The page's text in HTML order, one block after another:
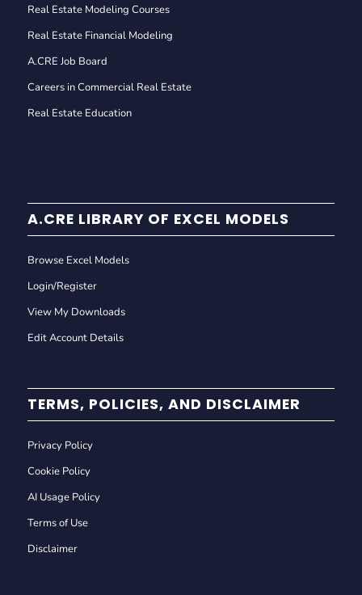
Real Estate Modeling Courses
Real Estate Financial Modeling
A.CRE Job Board
Careers in Commercial Real Estate
Real Estate Education
A.CRE LIBRARY OF EXCEL MODELS
Browse Excel Models
Login/Register
View My Downloads
Edit Account Details
TERMS, POLICIES, AND DISCLAIMER
Privacy Policy
Cookie Policy
AI Usage Policy
Terms of Use
Disclaimer